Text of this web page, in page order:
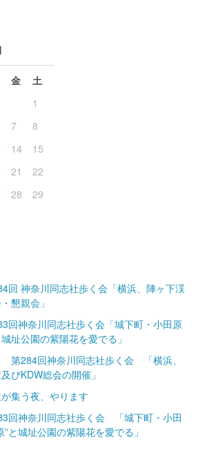
金
土
1
7
8
14
15
21
22
28
29
神奈川同志社歩く会「横浜、陣ヶ下渓
懇親会」
神奈川同志社歩く会「城下町・小田原
址公園の紫陽花を愛でる」
第284回神奈川同志社歩く会 「横浜、
びKDW総会の開催」
集う夜、やります
回神奈川同志社歩く会 「城下町・小田
と城址公園の紫陽花を愛でる」